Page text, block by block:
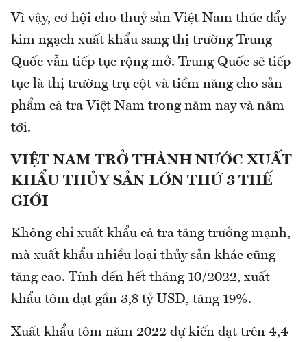
Vì vậy, cơ hội cho thuỷ sản Việt Nam thúc đẩy
kim ngạch xuất khẩu sang thị trường Trung
Quốc vẫn tiếp tục rộng mở. Trung Quốc sẽ tiếp
tục là thị trường trụ cột và tiềm năng cho sản
phẩm cá tra Việt Nam trong năm nay và năm
tới.
VIỆT NAM TRỞ THÀNH NƯỚC XUẤT
KHẨU THỦY SẢN LỚN THỨ 3 THẾ
GIỚI
Không chỉ xuất khẩu cá tra tăng trưởng mạnh,
mà xuất khẩu nhiều loại thủy sản khác cũng
tăng cao. Tính đến hết tháng 10/2022, xuất
khẩu tôm đạt gần 3,8 tỷ USD, tăng 19%.
Xuất khẩu tôm năm 2022 dự kiến đạt trên 4,4